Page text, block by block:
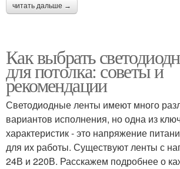
читать дальше →
Как выбрать
для потолка: советы и
рекомендации
Светодиодные ленты имеют много
вариантов исполнения, но одна из
характеристик - это напряжение
для их работы. Существуют ленты с
24В и 220В. Расскажем подробнее о